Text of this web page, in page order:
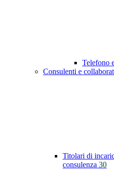
Telefono
Consulenti e
Titolari di
consulenza 30